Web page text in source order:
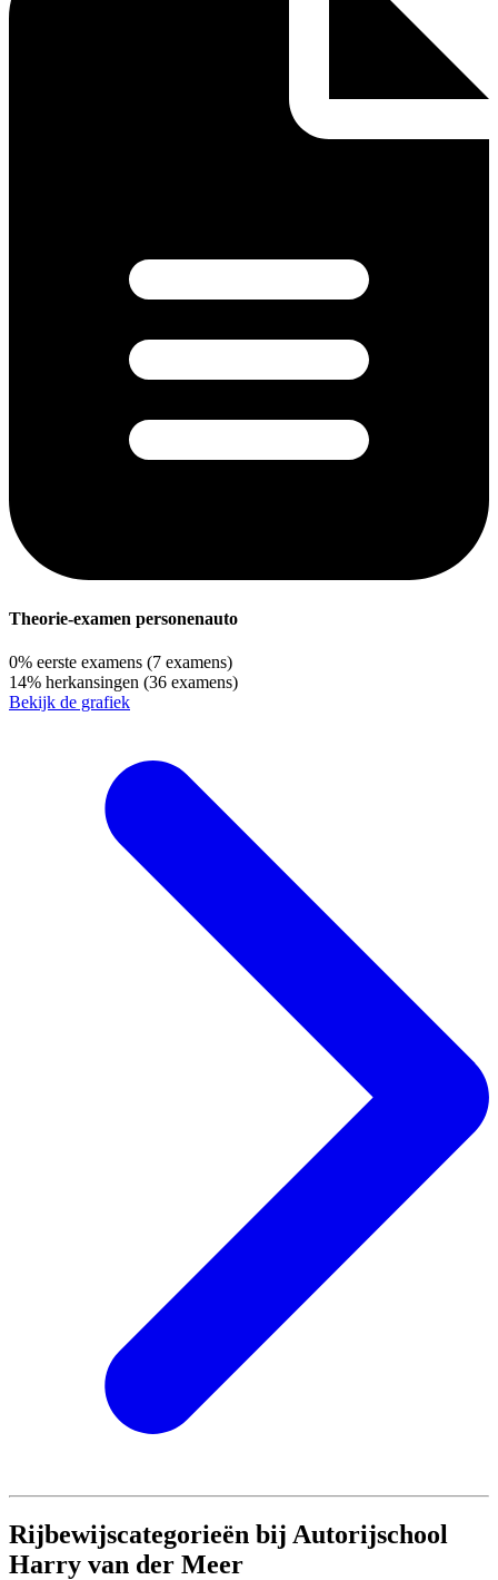
Theorie-examen personenauto
0% eerste examens (7 examens)
14% herkansingen (36 examens)
Bekijk de grafiek
Rijbewijscategorieën bij Autorijschool
Harry van der Meer